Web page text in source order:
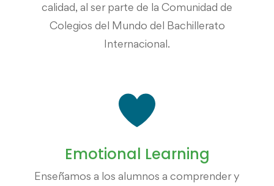
calidad, al ser parte de la Comunidad de
Colegios del Mundo del Bachillerato
Internacional.
Emotional Learning
Enseñamos a los alumnos a comprender y